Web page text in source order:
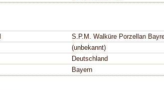
S.P.M. Walküre Porzellan
(unbekannt)
Deutschland
Bayern